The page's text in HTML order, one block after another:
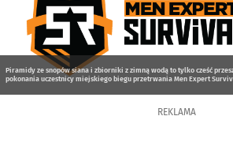
Piramidy ze snopów siana i zbiorniki z zimną wodą to tylko cześć
pokonania uczestnicy miejskiego biegu przetrwania Men Expert
REKLAMA